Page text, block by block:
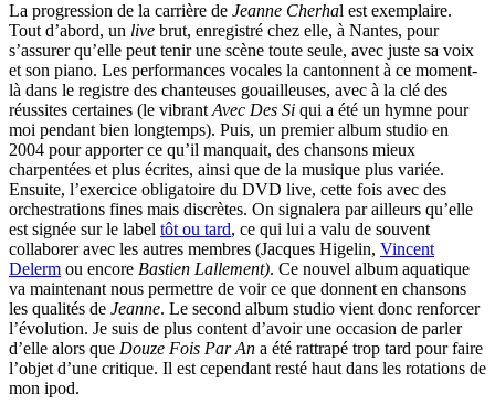
La progression de la carrière de Jeanne Cherhal est exemplaire.
Tout d’abord, un live brut, enregistré chez elle, à Nantes, pour
s’assurer qu’elle peut tenir une scène toute seule, avec juste sa voix
et son piano. Les performances vocales la cantonnent à ce moment-
là dans le registre des chanteuses gouailleuses, avec à la clé des
réussites certaines (le vibrant Avec Des Si qui a été un hymne pour
moi pendant bien longtemps). Puis, un premier album studio en
2004 pour apporter ce qu’il manquait, des chansons mieux
charpentées et plus écrites, ainsi que de la musique plus variée.
Ensuite, l’exercice obligatoire du DVD live, cette fois avec des
orchestrations fines mais discrètes. On signalera par ailleurs qu’elle
est signée sur le label tôt ou tard, ce qui lui a valu de souvent
collaborer avec les autres membres (Jacques Higelin, Vincent
Delerm ou encore Bastien Lallement). Ce nouvel album aquatique
va maintenant nous permettre de voir ce que donnent en chansons
les qualités de Jeanne. Le second album studio vient donc renforcer
l’évolution. Je suis de plus content d’avoir une occasion de parler
d’elle alors que Douze Fois Par An a été rattrapé trop tard pour faire
l’objet d’une critique. Il est cependant resté haut dans les rotations de
mon ipod.